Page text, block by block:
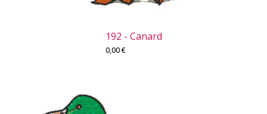
192 - Canard
0,00€